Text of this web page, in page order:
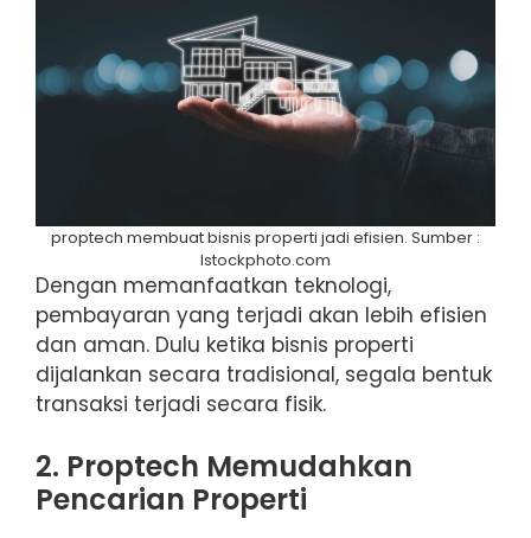
proptech membuat bisnis properti jadi efisien. Sumber :
Istockphoto.com
Dengan memanfaatkan teknologi,
pembayaran yang terjadi akan lebih efisien
dan aman. Dulu ketika bisnis properti
dijalankan secara tradisional, segala bentuk
transaksi terjadi secara fisik.
2. Proptech Memudahkan
Pencarian Properti